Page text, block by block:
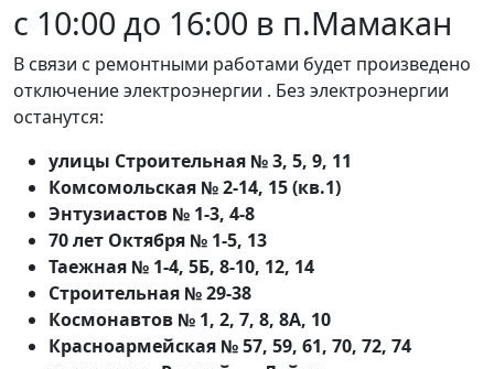
с 10:00 до 16:00 в п.Мамакан
В связи с ремонтными работами будет произведено
отключение электроэнергии . Без электроэнергии
останутся:
улицы Строительная № 3, 5, 9, 11
Комсомольская № 2-14, 15 (кв.1)
Энтузиастов № 1-3, 4-8
70 лет Октября № 1-5, 13
Таежная № 1-4, 5Б, 8-10, 12, 14
Строительная № 29-38
Космонавтов № 1, 2, 7, 8, 8А, 10
Красноармейская № 57, 59, 61, 70, 72, 74